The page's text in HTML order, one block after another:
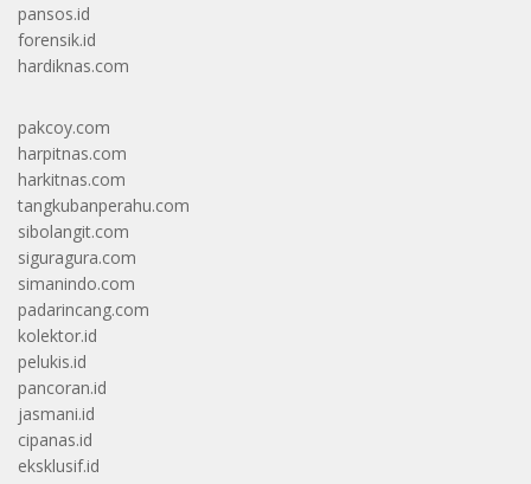
pansos.id
forensik.id
hardiknas.com
pakcoy.com
harpitnas.com
harkitnas.com
tangkubanperahu.com
sibolangit.com
siguragura.com
simanindo.com
padarincang.com
kolektor.id
pelukis.id
pancoran.id
jasmani.id
cipanas.id
eksklusif.id